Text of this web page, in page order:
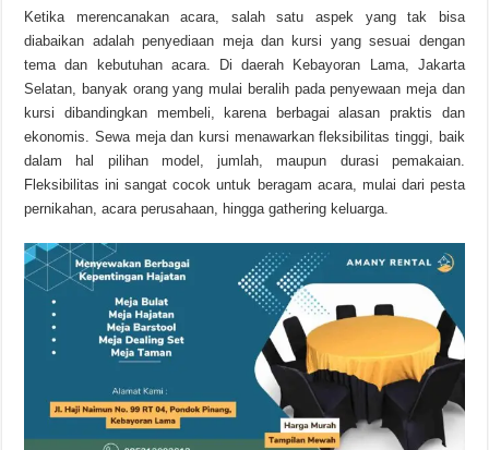
Ketika merencanakan acara, salah satu aspek yang tak bisa
diabaikan adalah penyediaan meja dan kursi yang sesuai dengan
tema dan kebutuhan acara. Di daerah Kebayoran Lama, Jakarta
Selatan, banyak orang yang mulai beralih pada penyewaan meja dan
kursi dibandingkan membeli, karena berbagai alasan praktis dan
ekonomis. Sewa meja dan kursi menawarkan fleksibilitas tinggi, baik
dalam hal pilihan model, jumlah, maupun durasi pemakaian.
Fleksibilitas ini sangat cocok untuk beragam acara, mulai dari pesta
pernikahan, acara perusahaan, hingga gathering keluarga.